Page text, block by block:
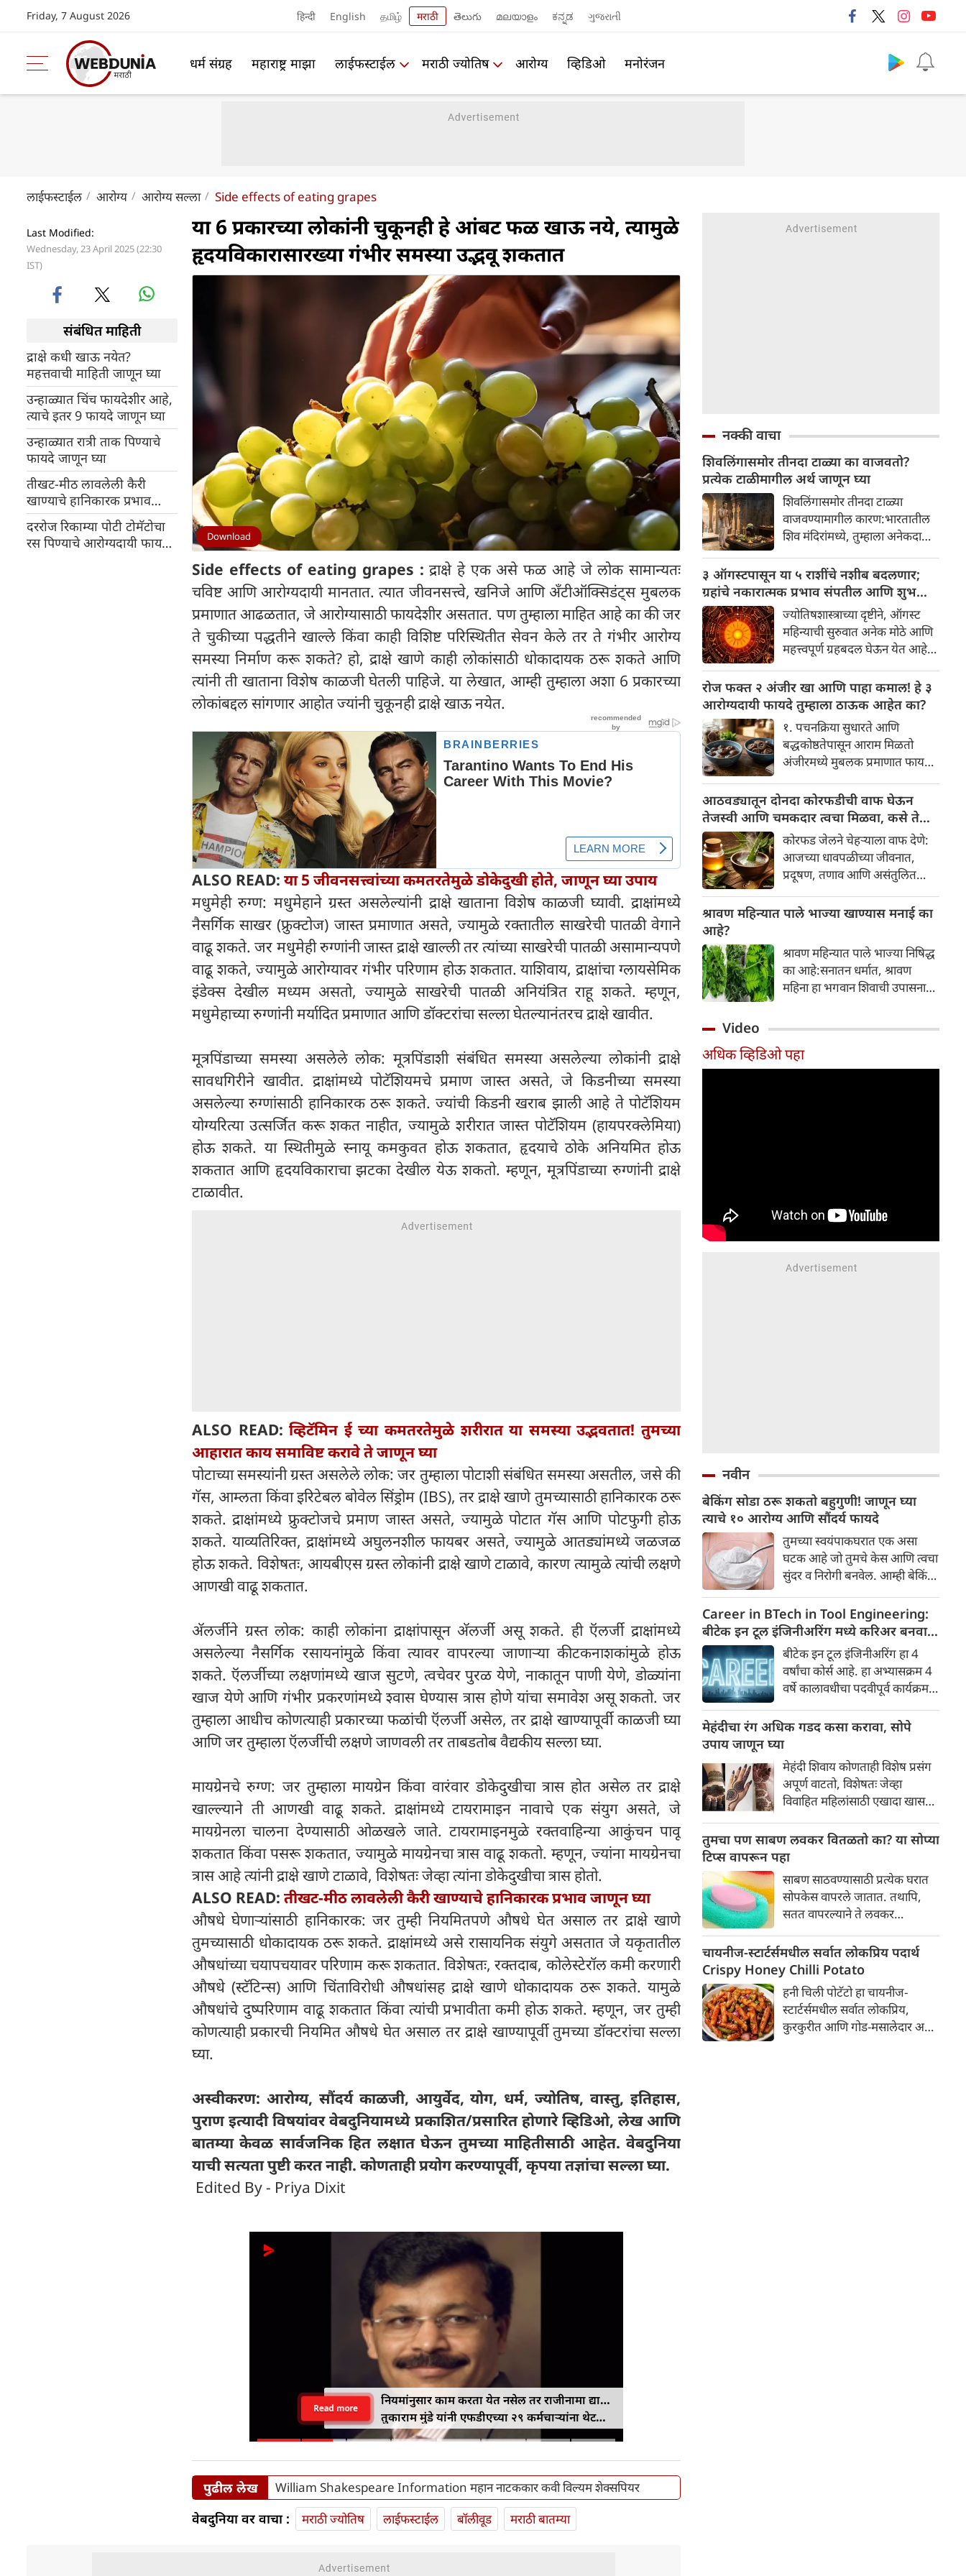
Friday, 7 August 2026 हिन्दी English தமிழ் मराठी తెలుగు മലയാളം ಕನ್ನಡ ગુજરાતી
धर्म संग्रह महाराष्ट्र माझा लाईफस्टाईल मराठी ज्योतिष आरोग्य व्हिडिओ मनोरंजन
लाईफस्टाईल आरोग्य आरोग्य सल्ला Side effects of eating grapes
Last Modified:
Wednesday, 23 April 2025 (22:30
IST)
संबंधित माहिती
द्राक्षे कधी खाऊ नयेत?
महत्तवाची माहिती जाणून घ्या
उन्हाळ्यात चिंच फायदेशीर आहे,
त्याचे इतर 9 फायदे जाणून घ्या
उन्हाळ्यात रात्री ताक पिण्याचे
फायदे जाणून घ्या
तीखट-मीठ लावलेली कैरी
खाण्याचे हानिकारक प्रभाव
जाणून घ्या
दररोज रिकाम्या पोटी टोमॅटोचा
रस पिण्याचे आरोग्यदायी फायदे
या 6 प्रकारच्या लोकांनी चुकूनही हे आंबट फळ खाऊ नये, त्यामुळे
हृदयविकारासारख्या गंभीर समस्या उद्भवू शकतात
Download
Side effects of eating grapes : द्राक्षे हे एक असे फळ आहे जे लोक सामान्यतः
चविष्ट आणि आरोग्यदायी मानतात. त्यात जीवनसत्त्वे, खनिजे आणि अँटीऑक्सिडंट्स मुबलक
प्रमाणात आढळतात, जे आरोग्यासाठी फायदेशीर असतात. पण तुम्हाला माहित आहे का की जर
ते चुकीच्या पद्धतीने खाल्ले किंवा काही विशिष्ट परिस्थितीत सेवन केले तर ते गंभीर आरोग्य
समस्या निर्माण करू शकते? हो, द्राक्षे खाणे काही लोकांसाठी धोकादायक ठरू शकते आणि
त्यांनी ती खाताना विशेष काळजी घेतली पाहिजे. या लेखात, आम्ही तुम्हाला अशा 6 प्रकारच्या
लोकांबद्दल सांगणार आहोत ज्यांनी चुकूनही द्राक्षे खाऊ नयेत.
ALSO READ: या 5 जीवनसत्त्वांच्या कमतरतेमुळे डोकेदुखी होते, जाणून घ्या उपाय
मधुमेही रुग्ण: मधुमेहाने ग्रस्त असलेल्यांनी द्राक्षे खाताना विशेष काळजी घ्यावी. द्राक्षांमध्ये
नैसर्गिक साखर (फ्रुक्टोज) जास्त प्रमाणात असते, ज्यामुळे रक्तातील साखरेची पातळी वेगाने
वाढू शकते. जर मधुमेही रुग्णांनी जास्त द्राक्षे खाल्ली तर त्यांच्या साखरेची पातळी असामान्यपणे
वाढू शकते, ज्यामुळे आरोग्यावर गंभीर परिणाम होऊ शकतात. याशिवाय, द्राक्षांचा ग्लायसेमिक
इंडेक्स देखील मध्यम असतो, ज्यामुळे साखरेची पातळी अनियंत्रित राहू शकते. म्हणून,
मधुमेहाच्या रुग्णांनी मर्यादित प्रमाणात आणि डॉक्टरांचा सल्ला घेतल्यानंतरच द्राक्षे खावीत.
मूत्रपिंडाच्या समस्या असलेले लोक: मूत्रपिंडाशी संबंधित समस्या असलेल्या लोकांनी द्राक्षे
सावधगिरीने खावीत. द्राक्षांमध्ये पोटॅशियमचे प्रमाण जास्त असते, जे किडनीच्या समस्या
असलेल्या रुग्णांसाठी हानिकारक ठरू शकते. ज्यांची किडनी खराब झाली आहे ते पोटॅशियम
योग्यरित्या उत्सर्जित करू शकत नाहीत, ज्यामुळे शरीरात जास्त पोटॅशियम (हायपरक्लेमिया)
होऊ शकते. या स्थितीमुळे स्नायू कमकुवत होऊ शकतात, हृदयाचे ठोके अनियमित होऊ
शकतात आणि हृदयविकाराचा झटका देखील येऊ शकतो. म्हणून, मूत्रपिंडाच्या रुग्णांनी द्राक्षे
टाळावीत.
ALSO READ:व्हिटॅमिन ई च्या कमतरतेमुळे शरीरात या समस्या उद्भवतात! तुमच्या
आहारात काय समाविष्ट करावे ते जाणून घ्या
पोटाच्या समस्यांनी ग्रस्त असलेले लोक: जर तुम्हाला पोटाशी संबंधित समस्या असतील, जसे की
गॅस, आम्लता किंवा इरिटेबल बोवेल सिंड्रोम (IBS), तर द्राक्षे खाणे तुमच्यासाठी हानिकारक ठरू
शकते. द्राक्षांमध्ये फ्रुक्टोजचे प्रमाण जास्त असते, ज्यामुळे पोटात गॅस आणि पोटफुगी होऊ
शकते. याव्यतिरिक्त, द्राक्षांमध्ये अघुलनशील फायबर असते, ज्यामुळे आतड्यांमध्ये जळजळ
होऊ शकते. विशेषतः, आयबीएस ग्रस्त लोकांनी द्राक्षे खाणे टाळावे, कारण त्यामुळे त्यांची लक्षणे
आणखी वाढू शकतात.
अ‍ॅलर्जीने ग्रस्त लोक: काही लोकांना द्राक्षांपासून अ‍ॅलर्जी असू शकते. ही ऍलर्जी द्राक्षांमध्ये
असलेल्या नैसर्गिक रसायनांमुळे किंवा त्यावर वापरल्या जाणाऱ्या कीटकनाशकांमुळे होऊ
शकते. ऍलर्जीच्या लक्षणांमध्ये खाज सुटणे, त्वचेवर पुरळ येणे, नाकातून पाणी येणे, डोळ्यांना
खाज येणे आणि गंभीर प्रकरणांमध्ये श्वास घेण्यास त्रास होणे यांचा समावेश असू शकतो. जर
तुम्हाला आधीच कोणत्याही प्रकारच्या फळांची ऍलर्जी असेल, तर द्राक्षे खाण्यापूर्वी काळजी घ्या
आणि जर तुम्हाला ऍलर्जीची लक्षणे जाणवली तर ताबडतोब वैद्यकीय सल्ला घ्या.
मायग्रेनचे रुग्ण: जर तुम्हाला मायग्रेन किंवा वारंवार डोकेदुखीचा त्रास होत असेल तर द्राक्षे
खाल्ल्याने ती आणखी वाढू शकते. द्राक्षांमध्ये टायरामाइन नावाचे एक संयुग असते, जे
मायग्रेनला चालना देण्यासाठी ओळखले जाते. टायरामाइनमुळे रक्तवाहिन्या आकुंचन पावू
शकतात किंवा पसरू शकतात, ज्यामुळे मायग्रेनचा त्रास वाढू शकतो. म्हणून, ज्यांना मायग्रेनचा
त्रास आहे त्यांनी द्राक्षे खाणे टाळावे, विशेषतः जेव्हा त्यांना डोकेदुखीचा त्रास होतो.
ALSO READ: तीखट-मीठ लावलेली कैरी खाण्याचे हानिकारक प्रभाव जाणून घ्या
औषधे घेणाऱ्यांसाठी हानिकारक: जर तुम्ही नियमितपणे औषधे घेत असाल तर द्राक्षे खाणे
तुमच्यासाठी धोकादायक ठरू शकते. द्राक्षांमध्ये असे रासायनिक संयुगे असतात जे यकृतातील
औषधांच्या चयापचयावर परिणाम करू शकतात. विशेषतः, रक्तदाब, कोलेस्टेरॉल कमी करणारी
औषधे (स्टॅटिन्स) आणि चिंताविरोधी औषधांसह द्राक्षे खाणे धोकादायक ठरू शकते. यामुळे
औषधांचे दुष्परिणाम वाढू शकतात किंवा त्यांची प्रभावीता कमी होऊ शकते. म्हणून, जर तुम्ही
कोणत्याही प्रकारची नियमित औषधे घेत असाल तर द्राक्षे खाण्यापूर्वी तुमच्या डॉक्टरांचा सल्ला
घ्या.
अस्वीकरण: आरोग्य, सौंदर्य काळजी, आयुर्वेद, योग, धर्म, ज्योतिष, वास्तु, इतिहास,
पुराण इत्यादी विषयांवर वेबदुनियामध्ये प्रकाशित/प्रसारित होणारे व्हिडिओ, लेख आणि
बातम्या केवळ सार्वजनिक हित लक्षात घेऊन तुमच्या माहितीसाठी आहेत. वेबदुनिया
याची सत्यता पुष्टी करत नाही. कोणताही प्रयोग करण्यापूर्वी, कृपया तज्ञांचा सल्ला घ्या.
Edited By - Priya Dixit
नियमांनुसार काम करता येत नसेल तर राजीनामा द्या…
तुकाराम मुंडे यांनी एफडीएच्या २९ कर्मचाऱ्यांना थेट
इशारा
Read more
पुढील लेख William Shakespeare Information महान नाटककार कवी विल्यम शेक्सपियर
वेबदुनिया वर वाचा : मराठी ज्योतिष लाईफस्टाईल बॉलीवूड मराठी बातम्या
नक्की वाचा
शिवलिंगासमोर तीनदा टाळ्या का वाजवतो?
प्रत्येक टाळीमागील अर्थ जाणून घ्या
शिवलिंगासमोर तीनदा टाळ्या
वाजवण्यामागील कारण:भारतातील
शिव मंदिरांमध्ये, तुम्हाला अनेकदा
वाजवताना दिसतील. ही एक सामान्य
प्रथा आहे, पण तुम्ही कधी विचार
केला आहे का की यामागे काय रहस्य
आहे आणि प्रत्येक टाळीचा अर्थ काय
आहे? हा केवळ एक विधी नाही, तर
यामागे खोलवर रुजलेल्या पौराणिक
श्रद्धा, आध्यात्मिक अर्थ आणि काही
वैज्ञानिक तर्कदेखील आहेत. चला, या
अनोख्या परंपरेमागील अर्थ
सविस्तरपणे समजून घेऊया.
३ ऑगस्टपासून या ५ राशींचे नशीब बदलणार;
ग्रहांचे नकारात्मक प्रभाव संपतील आणि शुभ
दिवसांची सुरुवात होईलज्योतिषशास्त्राच्या दृष्टीने, ऑगस्ट
महिन्याची सुरुवात अनेक मोठे आणि
महत्त्वपूर्ण ग्रहबदल घेऊन येत आहे.
हालचाल अनेक राशींच्या जीवनात
सकारात्मक बदल घडवून आणणार
आहे. विशेषतः ३ ऑगस्ट रोजी एक
अत्यंत दुर्मिळ आणि फलदायी
ग्रहस्थिती (संयोग) तयार होत आहे.
या दिवशी तयार होणारे शुभ योग,
ग्रहांची स्थिती आणि या गोचरमुळे
ज्यांचे नशीब उजळणार आहे अशा
भाग्यवान राशींबद्दल आपण जाणून
घेऊया!
रोज फक्त २ अंजीर खा आणि पाहा कमाल! हे ३
आरोग्यदायी फायदे तुम्हाला ठाऊक आहेत का?
१. पचनक्रिया सुधारते आणि
बद्धकोष्ठतेपासून आराम मिळतो
अंजीरमध्ये मुबलक प्रमाणात फायबर
बद्धकोष्ठता, गॅस किंवा अपचनाचा
त्रास होत असेल, तर अंजीर
तुमच्यासाठी वरदान ठरू शकते. हे
आतड्यांची स्वच्छता ठेवण्यास मदत
करते. पचनसंस्था मजबूत करून पोट
साफ होण्यास मदत करते.
आठवड्यातून दोनदा कोरफडीची वाफ घेऊन
तेजस्वी आणि चमकदार त्वचा मिळवा, कसे ते
जाणून घ्या
कोरफड जेलने चेहऱ्याला वाफ देणे:
आजच्या धावपळीच्या जीवनात,
प्रदूषण, तणाव आणि असंतुलित
नकारात्मक परिणाम होऊ शकतो.
होते, ज्यामुळे निस्तेजपणा, मुरुमे
आणि ब्लॅकहेड्स यांसारख्या समस्या
निर्माण होतात.
श्रावण महिन्यात पाले भाज्या खाण्यास मनाई का
आहे?
श्रावण महिन्यात पाले भाज्या निषिद्ध
का आहे:सनातन धर्मात, श्रावण
महिना हा भगवान शिवाची उपासना
दानधर्म आणि सात्विक जीवनशैलीचे
पालन करतात.
Video
अधिक व्हिडिओ पहा
नवीन
बेकिंग सोडा ठरू शकतो बहुगुणी! जाणून घ्या
त्याचे १० आरोग्य आणि सौंदर्य फायदे
तुमच्या स्वयंपाकघरात एक असा
घटक आहे जो तुमचे केस आणि त्वचा
सुंदर व निरोगी बनवेल. आम्ही बेकिंग
भारतीय पदार्थांमध्ये सोड्याची
आवश्यकता असते, त्यामुळे तो
प्रत्येक घरात आढळतो. बेकिंग सोडा
म्हणजे सोडियम बायकार्बोनेट. तो
नैसर्गिकरित्या आढळतो आणि
पांढऱ्या पावडरच्या स्वरूपात येतो.
चला, बेकिंग सोड्याच्या १०
फायद्यांबद्दल जाणून घेऊया.
Career in BTech in Tool Engineering:
बीटेक इन टूल इंजिनीअरिंग मध्ये करिअर बनवा
पात्रता, व्याप्ती ,पगार जाणून घ्या
बीटेक इन टूल इंजिनीअरिंग हा 4
वर्षांचा कोर्स आहे. हा अभ्यासक्रम 4
वर्षे कालावधीचा पदवीपूर्व कार्यक्रम
करता येईल. विद्यार्थ्यांना मदत
करण्यासाठी अभ्यासक्रमाचा 4 वर्षांचा
कालावधी सेमिस्टर पद्धतीने विभागला
गेला आहे. प्रत्येक सेमिस्टर हा ६
महिन्यांचा असतो, ज्याच्या शेवटी
परीक्षा घेतल्या जातात.टूल
अभियांत्रिकीमध्ये नवीन साधनांची
रचना, निर्मिती आणि नियोजन यांचा
समावेश होतो.
मेहंदीचा रंग अधिक गडद कसा करावा, सोपे
उपाय जाणून घ्या
मेहंदी शिवाय कोणताही विशेष प्रसंग
अपूर्ण वाटतो, विशेषतः जेव्हा
विवाहित महिलांसाठी एखादा खास
मेहंदीचा मंद सुगंध सणाच्या
वातावरणात भर घालतात.
तुमचा पण साबण लवकर वितळतो का? या सोप्या
टिप्स वापरून पहा
साबण साठवण्यासाठी प्रत्येक घरात
सोपकेस वापरले जातात. तथापि,
सतत वापरल्याने ते लवकर
आंघोळीसाठी, हात धुण्यासाठी आणि
कपडे धुण्यासाठी साबण वापरतो.
तसेच पाण्यामुळे पॅकेजमधून साबण
काढून टाकल्यानंतर साबण लवकर
वितळतो. साबणाच्या डब्यात ठेवला
तरी तो वितळत राहतो. कधीकधी,
चायनीज-स्टार्टर्समधील सर्वात लोकप्रिय पदार्थ
Crispy Honey Chilli Potato
हनी चिली पोटॅटो हा चायनीज-
स्टार्टर्समधील सर्वात लोकप्रिय,
कुरकुरीत आणि गोड-मसालेदार असा